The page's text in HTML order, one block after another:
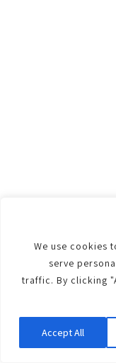
We use cookies
serve
traffic. By clicking
Accept All